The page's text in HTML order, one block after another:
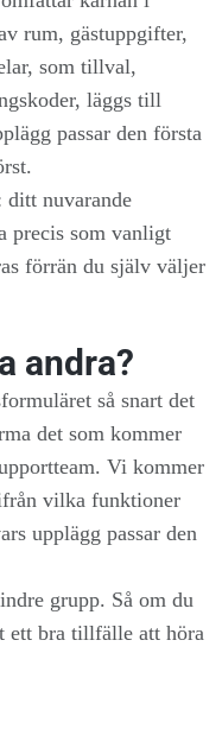
rum, gästuppgifter,
som tillval,
läggs till
passar den första
ditt nuvarande
precis som vanligt
förrän du själv väljer
andra?
så snart det
det som kommer
Vi kommer
vilka funktioner
upplägg passar den
grupp. Så om du
ett bra tillfälle att höra